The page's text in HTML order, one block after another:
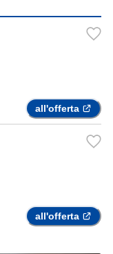
all'offerta
all'offerta